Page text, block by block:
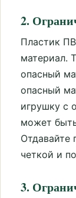
2.
Пластик
материал.
опасный
опасный
игрушку с
может
Отдавайте
четкой и
3.